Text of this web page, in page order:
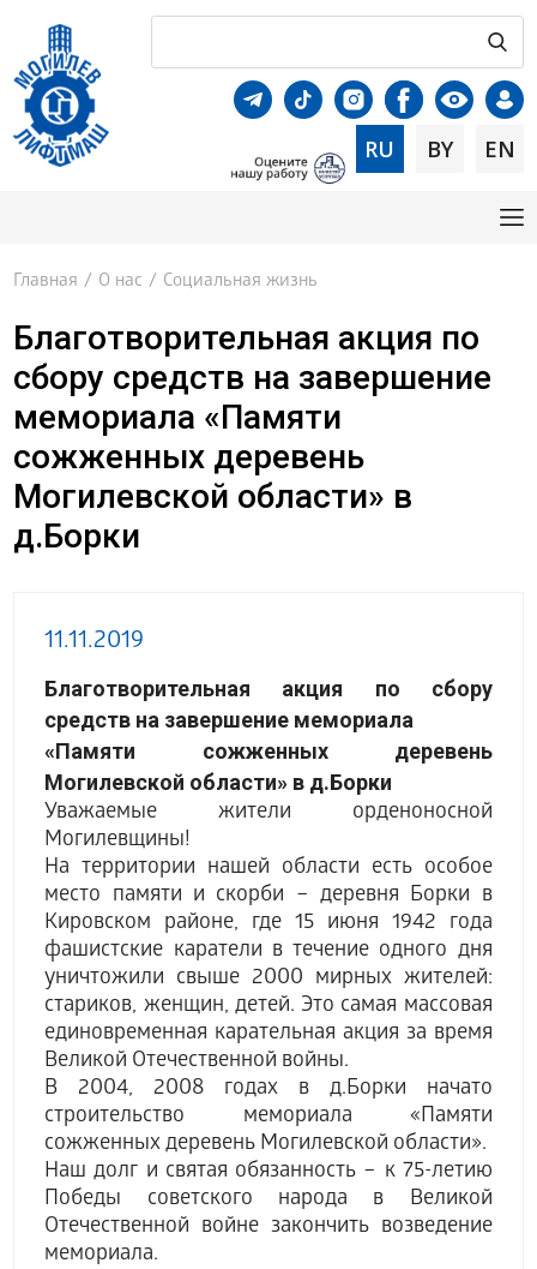
RU BY EN
Главная / О нас / Социальная жизнь
Благотворительная акция по
сбору средств на завершение
мемориала «Памяти
сожженных деревень
Могилевской области» в
д.Борки
11.11.2019
Благотворительная акция по сбору
средств на завершение мемориала
«Памяти сожженных деревень
Могилевской области» в д.Борки
Уважаемые жители орденоносной
Могилевщины!
На территории нашей области есть особое
место памяти и скорби – деревня Борки в
Кировском районе, где 15 июня 1942 года
фашистские каратели в течение одного дня
уничтожили свыше 2000 мирных жителей:
стариков, женщин, детей. Это самая массовая
единовременная карательная акция за время
Великой Отечественной войны.
В 2004, 2008 годах в д.Борки начато
строительство мемориала «Памяти
сожженных деревень Могилевской области».
Наш долг и святая обязанность – к 75-летию
Победы советского народа в Великой
Отечественной войне закончить возведение
мемориала.